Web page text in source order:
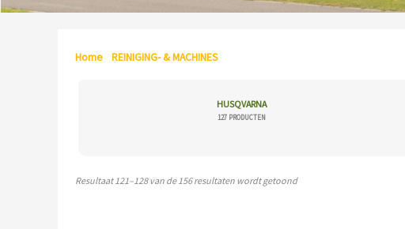
Home/ REINIGING- & MACHINES/ Pagina 16
HUSQVARNA
127 PRODUCTEN
Resultaat 121–128 van de 156 resultaten wordt getoond